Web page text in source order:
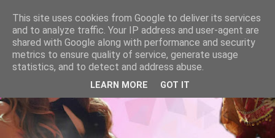
This site uses cookies from Google to deliver its services
and to analyze traffic. Your IP address and user-agent are
shared with Google along with performance and security
metrics to ensure quality of service, generate usage
statistics, and to detect and address abuse.
LEARN MORE GOT IT